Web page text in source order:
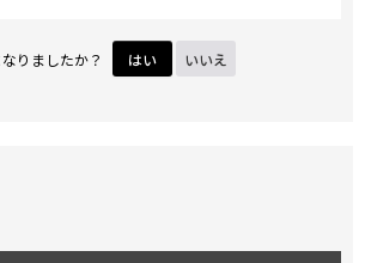
りましたか？ はい いいえ